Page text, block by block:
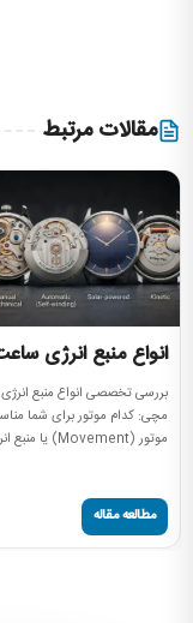
مقالات مرتبط
انواع منبع انرژی
بررسی تخصصی انواع منبع
مچی: کدام موتور برای شما
موتور (Movement) یا منبع انرژی،...
مطالعه مقاله